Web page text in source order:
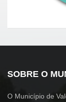
SOBRE O
O Município de